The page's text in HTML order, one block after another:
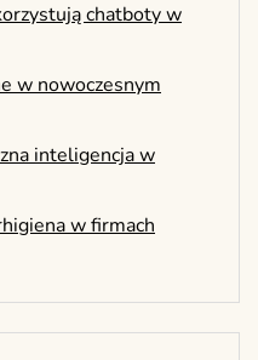
chatboty w
w nowoczesnym
inteligencja w
w firmach